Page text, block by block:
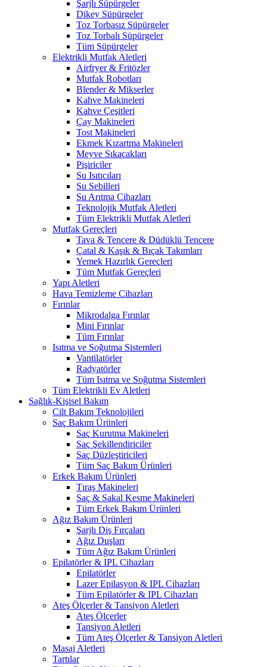
Şarjlı Süpürgeler
Dikey Süpürgeler
Toz Torbasız Süpürgeler
Toz Torbalı Süpürgeler
Tüm Süpürgeler
Elektrikli Mutfak Aletleri
Airfryer & Fritözler
Mutfak Robotları
Blender & Mikserler
Kahve Makineleri
Kahve Çeşitleri
Çay Makineleri
Tost Makineleri
Ekmek Kızartma Makineleri
Meyve Sıkacakları
Pişiriciler
Su Isıtıcıları
Su Sebilleri
Su Arıtma Cihazları
Teknolojik Mutfak Aletleri
Tüm Elektrikli Mutfak Aletleri
Mutfak Gereçleri
Tava & Tencere & Düdüklü Tencere
Çatal & Kaşık & Bıçak Takımları
Yemek Hazırlık Gereçleri
Tüm Mutfak Gereçleri
Yapı Aletleri
Hava Temizleme Cihazları
Fırınlar
Mikrodalga Fırınlar
Mini Fırınlar
Tüm Fırınlar
Isıtma ve Soğutma Sistemleri
Vantilatörler
Radyatörler
Tüm Isıtma ve Soğutma Sistemleri
Tüm Elektrikli Ev Aletleri
Sağlık-Kişisel Bakım
Cilt Bakım Teknolojileri
Saç Bakım Ürünleri
Saç Kurutma Makineleri
Saç Şekillendiriciler
Saç Düzleştiricileri
Tüm Saç Bakım Ürünleri
Erkek Bakım Ürünleri
Tıraş Makineleri
Saç & Sakal Kesme Makineleri
Tüm Erkek Bakım Ürünleri
Ağız Bakım Ürünleri
Şarjlı Diş Fırçaları
Ağız Duşları
Tüm Ağız Bakım Ürünleri
Epilatörler & IPL Cihazları
Epilatörler
Lazer Epilasyon & IPL Cihazları
Tüm Epilatörler & IPL Cihazları
Ateş Ölçerler & Tansiyon Aletleri
Ateş Ölçerler
Tansiyon Aletleri
Tüm Ateş Ölçerler & Tansiyon Aletleri
Masaj Aletleri
Tartılar